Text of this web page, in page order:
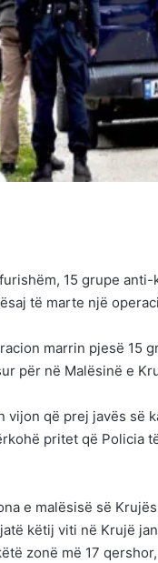
15 grupe
të marte një
marrin pjesë 15
për në Malësinë e
vijon që prej javës së
pritet që Policia
e malësisë së
këtij viti në Krujë
zonë më 17